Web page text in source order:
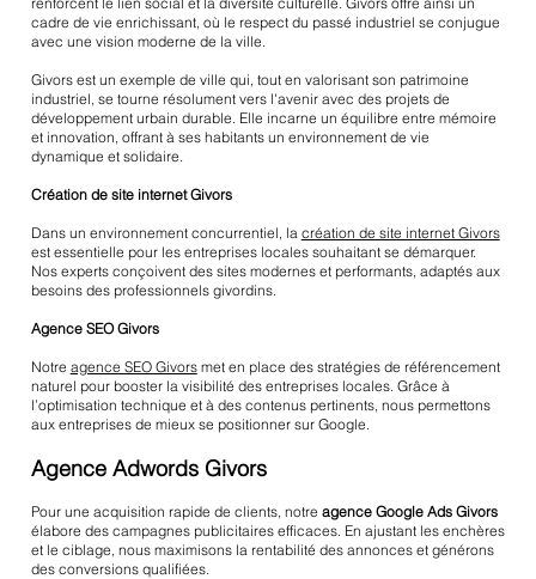
cadre de vie enrichissant, où le respect du passé industriel se conjugue
avec une vision moderne de la ville.
Givors est un exemple de ville qui, tout en valorisant son patrimoine
industriel, se tourne résolument vers l'avenir avec des projets de
développement urbain durable. Elle incarne un équilibre entre mémoire
et innovation, offrant à ses habitants un environnement de vie
dynamique et solidaire.
Création de site internet Givors
Dans un environnement concurrentiel, la création de site internet Givors
est essentielle pour les entreprises locales souhaitant se démarquer.
Nos experts conçoivent des sites modernes et performants, adaptés aux
besoins des professionnels givordins.
Agence SEO Givors
Notre agence SEO Givorsmet en place des stratégies de référencement
naturel pour booster la visibilité des entreprises locales. Grâce à
l’optimisation technique et à des contenus pertinents, nous permettons
aux entreprises de mieux se positionner sur Google.
Agence Adwords Givors
Pour une acquisition rapide de clients, notre agence Google Ads Givors
élabore des campagnes publicitaires efficaces. En ajustant les enchères
et le ciblage, nous maximisons la rentabilité des annonces et générons
des conversions qualifiées.